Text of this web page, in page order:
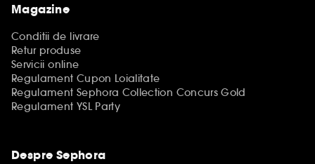
Magazine
Conditii de livrare
Retur produse
Servicii online
Regulament Cupon Loialitate
Regulament Sephora Collection Concurs Gold
Regulament YSL Party
Despre Sephora